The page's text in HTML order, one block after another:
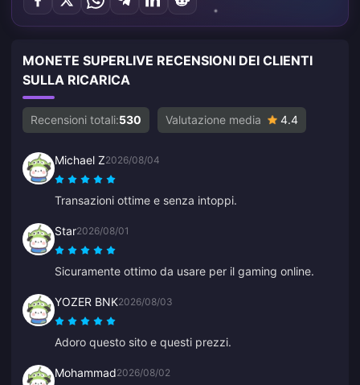
MONETE SUPERLIVE RECENSIONI DEI CLIENTI
SULLA RICARICA
Recensioni totali:530 Valutazione media 4.4
Michael Z2026/08/04
Transazioni ottime e senza intoppi.
Star2026/08/01
Sicuramente ottimo da usare per il gaming online.
YOZER BNK2026/08/03
Adoro questo sito e questi prezzi.
Mohammad2026/08/02